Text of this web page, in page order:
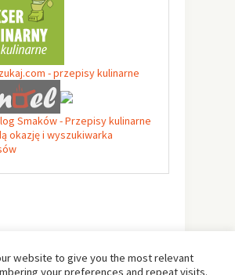
website to give you the most relevant
your preferences and repeat visits.